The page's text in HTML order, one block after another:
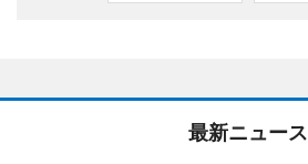
最新ニュース